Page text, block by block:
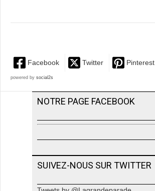
Facebook Twitter Pinterest
powered by social2s
NOTRE PAGE FACEBOOK
SUIVEZ-NOUS SUR TWITTER